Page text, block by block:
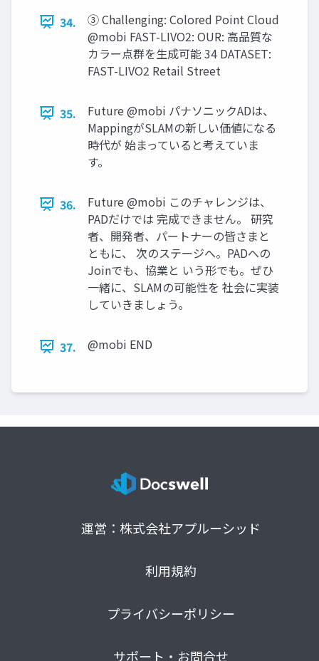
34.
③ Challenging: Colored Point Cloud
@mobi FAST-LIVO2: OUR: 高品質な
カラー点群を生成可能 34 DATASET:
FAST-LIVO2 Retail Street
35.
Future @mobi パナソニックADは、
MappingがSLAMの新しい価値になる
時代が 始まっていると考えていま
す。
36.
Future @mobi このチャレンジは、
PADだけでは 完成できません。 研究
者、開発者、パートナーの皆さまと
ともに、 次のステージへ。PADへの
Joinでも、協業と いう形でも。ぜひ
一緒に、SLAMの可能性を 社会に実装
していきましょう。
37. @mobi END
運営：株式会社アプルーシッド
利用規約
プライバシーポリシー
サポート・お問合せ